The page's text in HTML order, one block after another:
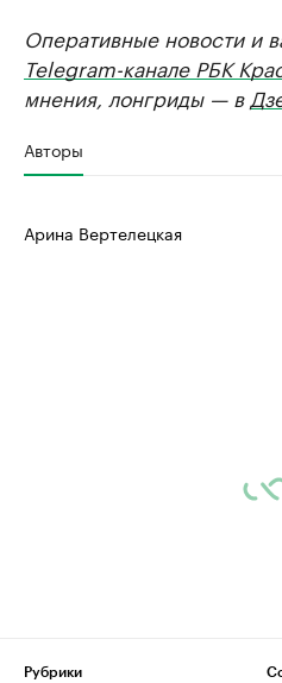
Оперативные новости и
Telegram-канале РБК
мнения, лонгриды — в
Авторы
Арина Вертелецкая
Рубрики